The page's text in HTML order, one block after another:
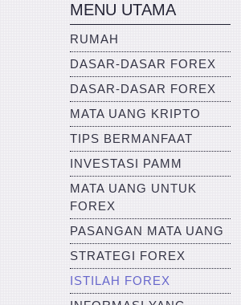
MENU UTAMA
RUMAH
DASAR-DASAR FOREX
DASAR-DASAR FOREX
MATA UANG KRIPTO
TIPS BERMANFAAT
INVESTASI PAMM
MATA UANG UNTUK
FOREX
PASANGAN MATA UANG
STRATEGI FOREX
ISTILAH FOREX